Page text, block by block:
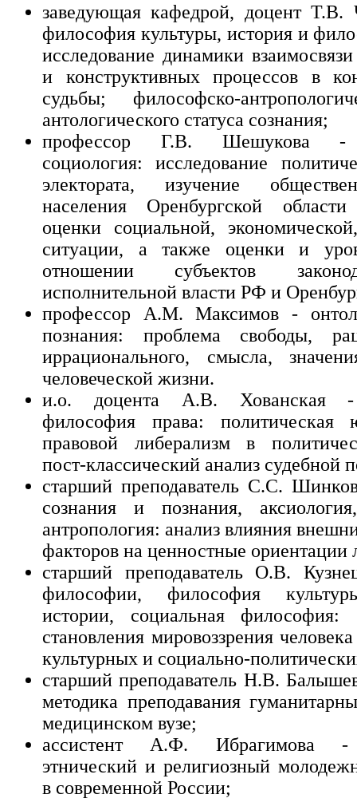
заведующая кафедрой, доцент Т.В.
философия культуры, история и
исследование динамики
и конструктивных процессов в
судьбы; философско-
антологического статуса сознания;
профессор Г.В. Шешукова -
социология: исследование
электората, изучение
населения Оренбургской
оценки социальной,
ситуации, а также оценки и
отношении субъектов
исполнительной власти РФ и
профессор А.М. Максимов -
познания: проблема свободы,
иррационального, смысла,
человеческой жизни.
и.о. доцента А.В. Хованская -
философия права: политическая
правовой либерализм в
пост-классический анализ судебной
старший преподаватель С.С.
сознания и познания,
антропология: анализ влияния
факторов на ценностные ориентации
старший преподаватель О.В.
философии, философия
истории, социальная философия:
становления мировоззрения
культурных и социально-
старший преподаватель Н.В.
методика преподавания
медицинском вузе;
ассистент А.Ф. Ибрагимова -
этнический и религиозный
в современной России;